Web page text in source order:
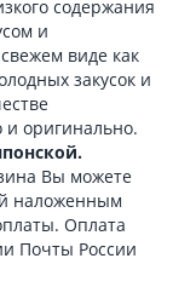
содержания
и
виде как
закусок и
и оригинально.
Вы можете
наложенным
Оплата
Почты России